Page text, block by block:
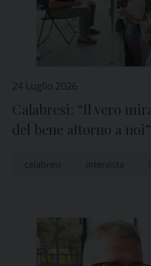
24 Luglio 2026
Calabresi: “Il vero
del bene attorno a noi”
calabresi intervista